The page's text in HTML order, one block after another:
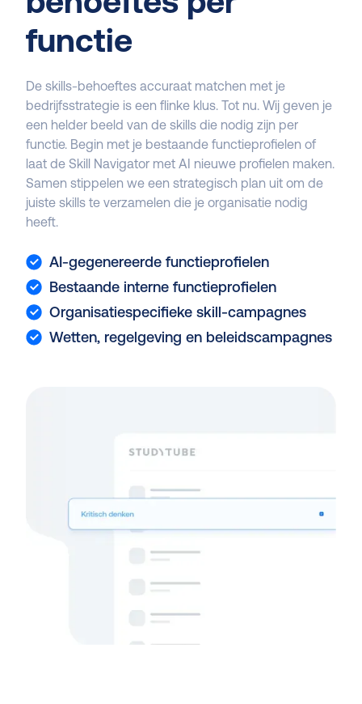
functie
De skills-behoeftes accuraat matchen met je
bedrijfsstrategie is een flinke klus. Tot nu. Wij geven je
een helder beeld van de skills die nodig zijn per
functie. Begin met je bestaande functieprofielen of
laat de Skill Navigator met AI nieuwe profielen maken.
Samen stippelen we een strategisch plan uit om de
juiste skills te verzamelen die je organisatie nodig
heeft.
AI-gegenereerde functieprofielen
Bestaande interne functieprofielen
Organisatiespecifieke skill-campagnes
Wetten, regelgeving en beleidscampagnes